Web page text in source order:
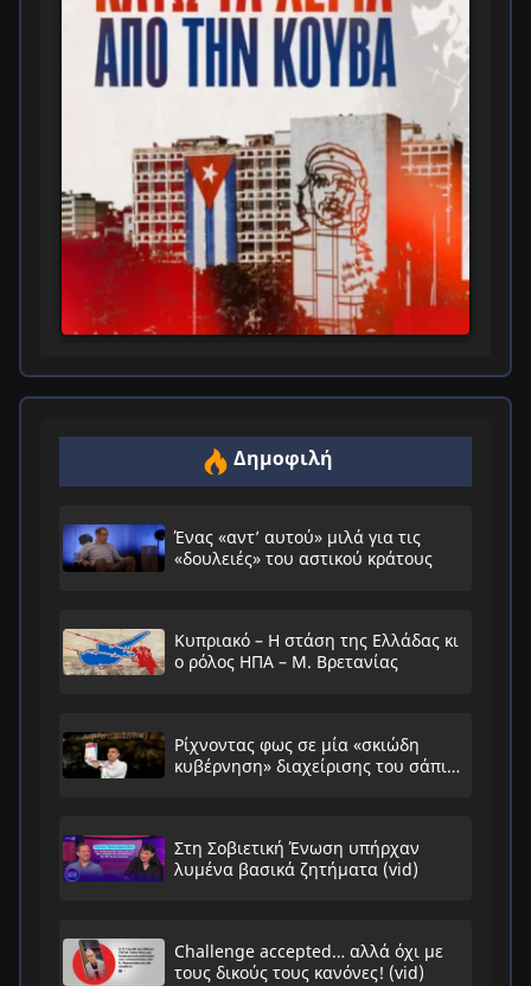
Δημοφιλή
Ένας «αντ’ αυτού» μιλά για τις
«δουλειές» του αστικού κράτους
Κυπριακό – Η στάση της Ελλάδας κι
ο ρόλος ΗΠΑ – Μ. Βρετανίας
Ρίχνοντας φως σε μία «σκιώδη
κυβέρνηση» διαχείρισης του σάπιου
Στη Σοβιετική Ένωση υπήρχαν
λυμένα βασικά ζητήματα (vid)
Challenge accepted… αλλά όχι με
τους δικούς τους κανόνες! (vid)